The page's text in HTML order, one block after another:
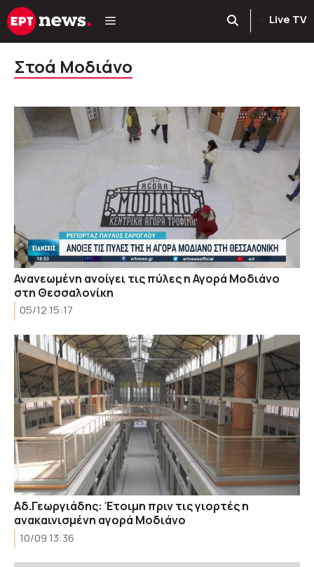
Μετάβαση
σε
Live TV
Στοά Μοδιάνο
Ανανεωμένη ανοίγει τις πύλες η Αγορά Μοδιάνο
στη Θεσσαλονίκη
05/12 15:17
Αδ.Γεωργιάδης: Έτοιμη πριν τις γιορτές η
ανακαινισμένη αγορά Μοδιάνο
10/09 13:36